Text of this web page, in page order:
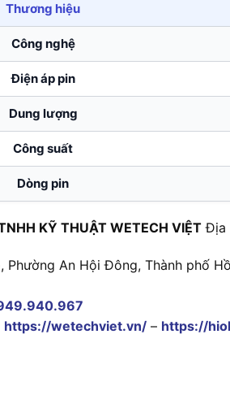
Thương hiệu
Công nghệ
Điện áp pin
Dung lượng
Công suất
Dòng pin
KỸ THUẬT WETECH VIỆTĐịa
An Hội Đông, Thành phố
https://wetechviet.vn/ – https://